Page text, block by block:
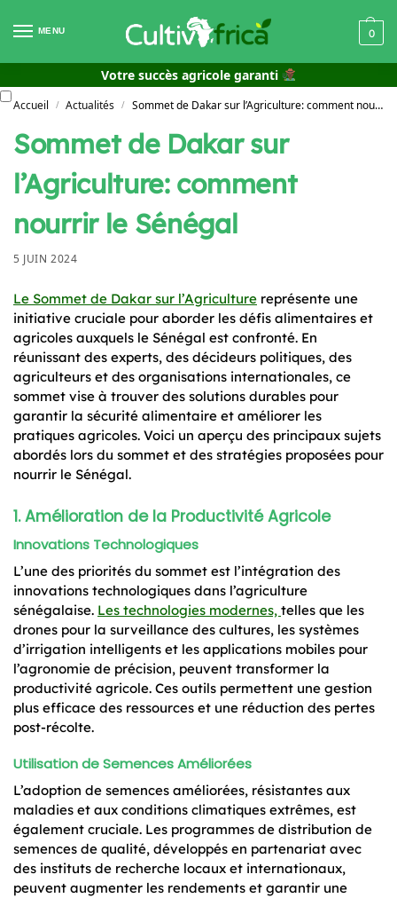
MENU 0
Votre succès agricole garanti
Accueil / Actualités / Sommet de Dakar sur l’Agriculture: comment nourrir le Sénégal
Sommet de Dakar sur
l’Agriculture: comment
nourrir le Sénégal
5 JUIN 2024
Le Sommet de Dakar sur l’Agriculture représente une
initiative cruciale pour aborder les défis alimentaires et
agricoles auxquels le Sénégal est confronté. En
réunissant des experts, des décideurs politiques, des
agriculteurs et des organisations internationales, ce
sommet vise à trouver des solutions durables pour
garantir la sécurité alimentaire et améliorer les
pratiques agricoles. Voici un aperçu des principaux sujets
abordés lors du sommet et des stratégies proposées pour
nourrir le Sénégal.
1. Amélioration de la Productivité Agricole
Innovations Technologiques
L’une des priorités du sommet est l’intégration des
innovations technologiques dans l’agriculture
sénégalaise. Les technologies modernes, telles que les
drones pour la surveillance des cultures, les systèmes
d’irrigation intelligents et les applications mobiles pour
l’agronomie de précision, peuvent transformer la
productivité agricole. Ces outils permettent une gestion
plus efficace des ressources et une réduction des pertes
post-récolte.
Utilisation de Semences Améliorées
L’adoption de semences améliorées, résistantes aux
maladies et aux conditions climatiques extrêmes, est
également cruciale. Les programmes de distribution de
semences de qualité, développés en partenariat avec
des instituts de recherche locaux et internationaux,
peuvent augmenter les rendements et garantir une